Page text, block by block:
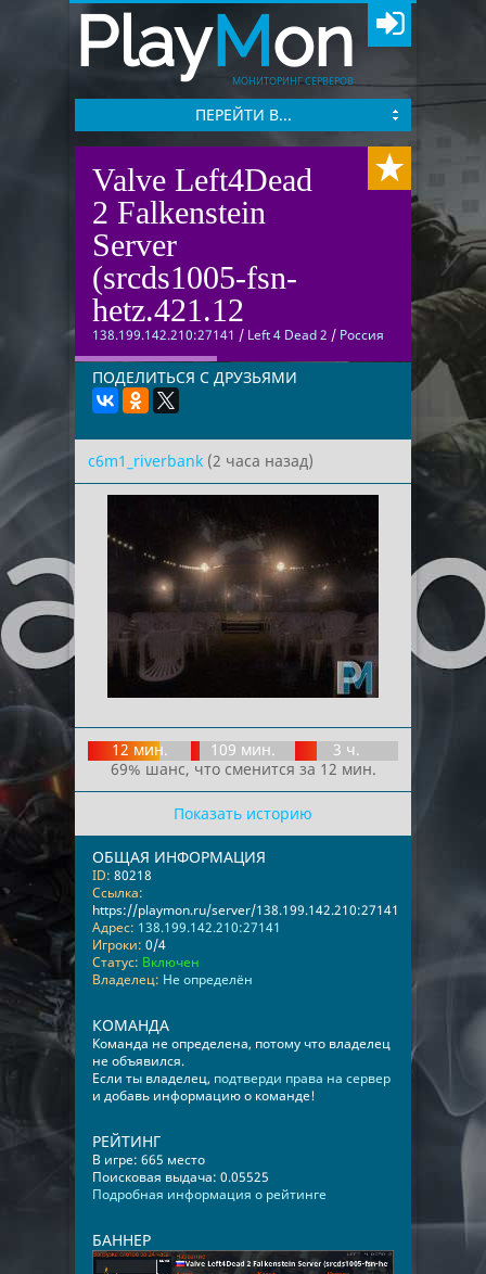
PlayMon
МОНИТОРИНГ СЕРВЕРОВ
ПЕРЕЙТИ В...
Valve Left4Dead
2 Falkenstein
Server
(srcds1005-fsn-
hetz.421.12
138.199.142.210:27141 / Left 4 Dead 2 / Россия
ПОДЕЛИТЬСЯ С ДРУЗЬЯМИ
c6m1_riverbank (2 часа назад)
12 мин. 109 мин.
3 ч.
69% шанс, что сменится за 12 мин.
Показать историю
ОБЩАЯ ИНФОРМАЦИЯ
ID: 80218
Ссылка:
https://playmon.ru/server/138.199.142.210:27141
Адрес: 138.199.142.210:27141
Игроки: 0/4
Статус: Включен
Владелец: Не определён
КОМАНДА
Команда не определена, потому что владелец
не объявился.
Если ты владелец, подтверди права на сервер
и добавь информацию о команде!
РЕЙТИНГ
В игре: 665 место
Поисковая выдача: 0.05525
Подробная информация о рейтинге
БАННЕР